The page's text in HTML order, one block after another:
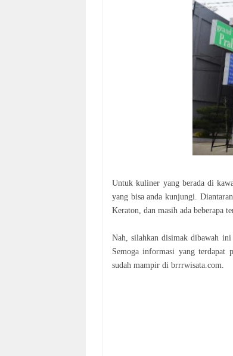
Untuk kuliner yang berada di
yang bisa anda kunjungi.
Keraton, dan masih ada beberapa
Nah, silahkan disimak dibawah
Semoga informasi yang terdapat
sudah mampir di brrrwisata.com.